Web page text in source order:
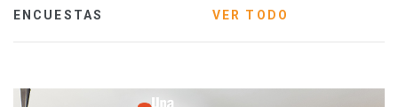
ENCUESTAS VER TODO